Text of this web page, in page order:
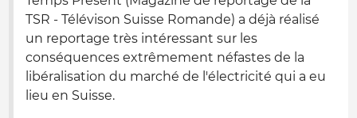
TSR - Télévison Suisse Romande) a déjà réalisé
un reportage très intéressant sur les
conséquences extrêmement néfastes de la
libéralisation du marché de l'électricité qui a eu
lieu en Suisse.